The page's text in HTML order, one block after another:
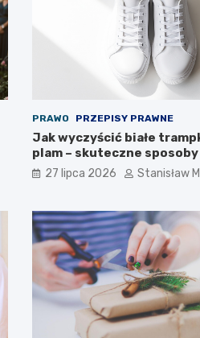
PRAWO PRZEPISY PRAWNE
Jak wyczyścić białe
plam – skuteczne sposoby
27 lipca 2026 Stanisław